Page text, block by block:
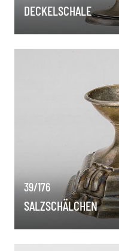
DECKELSCHALE
39/176
SALZSCHÄLCHEN